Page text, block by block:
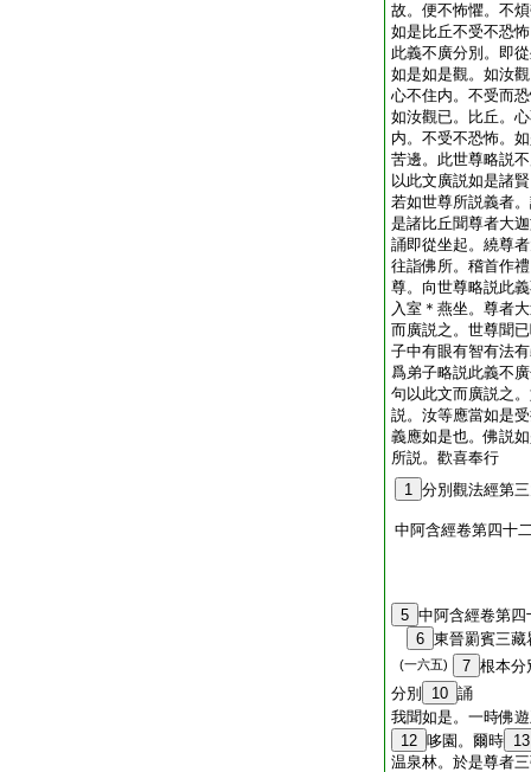
故。便不怖懼。不
如是比丘不受不恐
此義不廣分別。即
如是如是觀。如汝
心不住内。不受而
如汝觀已。比丘。
内。不受不恐怖。
苦邊。此世尊略説
以此文廣説如是諸
若如世尊所説義者
是諸比丘聞尊者大
誦即從坐起。繞尊
往詣佛所。稽首作
尊。向世尊略説此
入室＊燕坐。尊者
而廣説之。世尊聞
子中有眼有智有法
爲弟子略説此義不
句以此文而廣説之
説。汝等應當如是
義應如是也。佛説
所説。歡喜奉行
1 分別觀法經第
中阿含經卷第四十
5 中阿含經卷第四
6 東晉罽賓三
(一六五) 7 根本分
分別
10 誦
我聞如是。一時佛
12 哆園。爾時 13
温泉林。於是尊者